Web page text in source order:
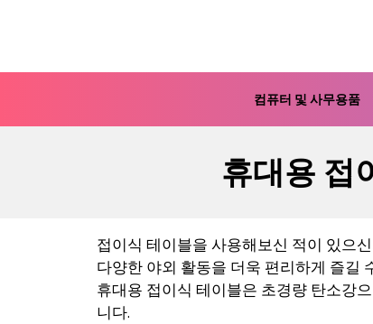
츠
건
컴퓨터 및 사무용품
휴대용 접
접이식 테이블을 사용해보신 적이 있으
다양한 야외 활동을 더욱 편리하게 즐길
휴대용 접이식 테이블은 초경량 탄소강
니다.